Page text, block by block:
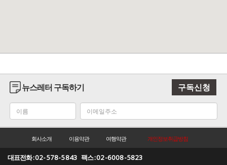
뉴스레터 구독하기 구독신청
회사소개 이용약관 여행약관 개인정보취급방침
대표전화 :02-578-5843 팩스 :02-6008-5823